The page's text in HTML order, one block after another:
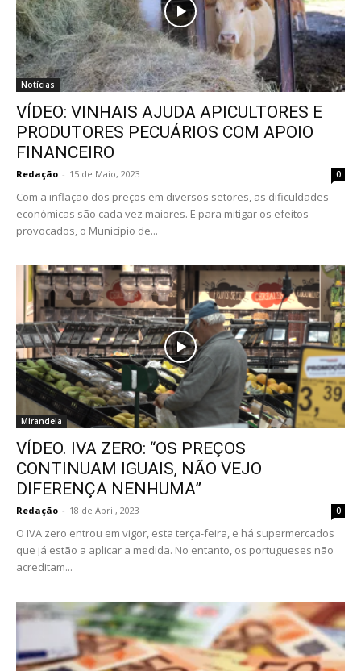
Notícias
VÍDEO: VINHAIS AJUDA APICULTORES E
PRODUTORES PECUÁRIOS COM APOIO
FINANCEIRO
Redação - 15 de Maio, 2023 0
Com a inflação dos preços em diversos setores, as dificuldades
económicas são cada vez maiores. E para mitigar os efeitos
provocados, o Município de...
Mirandela
VÍDEO. IVA ZERO: “OS PREÇOS
CONTINUAM IGUAIS, NÃO VEJO
DIFERENÇA NENHUMA”
Redação - 18 de Abril, 2023 0
O IVA zero entrou em vigor, esta terça-feira, e há supermercados
que já estão a aplicar a medida. No entanto, os portugueses não
acreditam...